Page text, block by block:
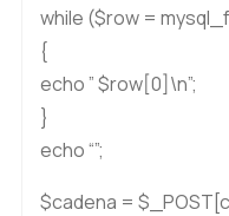
while ($row =
{
echo ” $row[0]\n”;
}
echo “”;
$cadena =